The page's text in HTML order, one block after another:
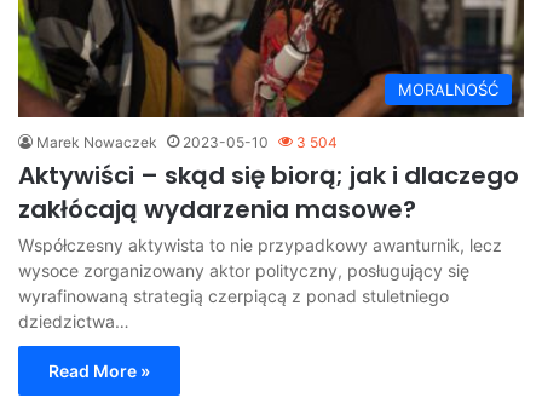
MORALNOŚĆ
Marek Nowaczek 2023-05-10 3 504
Aktywiści – skąd się biorą; jak i dlaczego
zakłócają wydarzenia masowe?
Współczesny aktywista to nie przypadkowy awanturnik, lecz
wysoce zorganizowany aktor polityczny, posługujący się
wyrafinowaną strategią czerpiącą z ponad stuletniego
dziedzictwa…
Read More »